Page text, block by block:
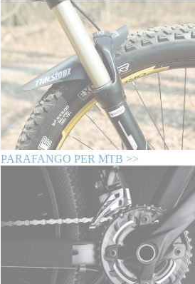
PARAFANGO PER MTB >>